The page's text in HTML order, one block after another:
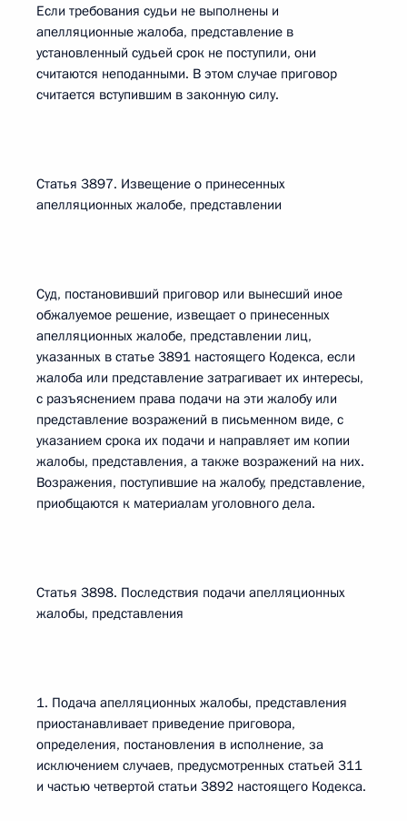
Если требования судьи не выполнены и
апелляционные жалоба, представление в
установленный судьей срок не поступили, они
считаются неподанными. В этом случае приговор
считается вступившим в законную силу.
Статья 3897. Извещение о принесенных
апелляционных жалобе, представлении
Суд, постановивший приговор или вынесший иное
обжалуемое решение, извещает о принесенных
апелляционных жалобе, представлении лиц,
указанных в статье 3891 настоящего Кодекса, если
жалоба или представление затрагивает их интересы,
с разъяснением права подачи на эти жалобу или
представление возражений в письменном виде, с
указанием срока их подачи и направляет им копии
жалобы, представления, а также возражений на них.
Возражения, поступившие на жалобу, представление,
приобщаются к материалам уголовного дела.
Статья 3898. Последствия подачи апелляционных
жалобы, представления
1. Подача апелляционных жалобы, представления
приостанавливает приведение приговора,
определения, постановления в исполнение, за
исключением случаев, предусмотренных статьей 311
и частью четвертой статьи 3892 настоящего Кодекса.